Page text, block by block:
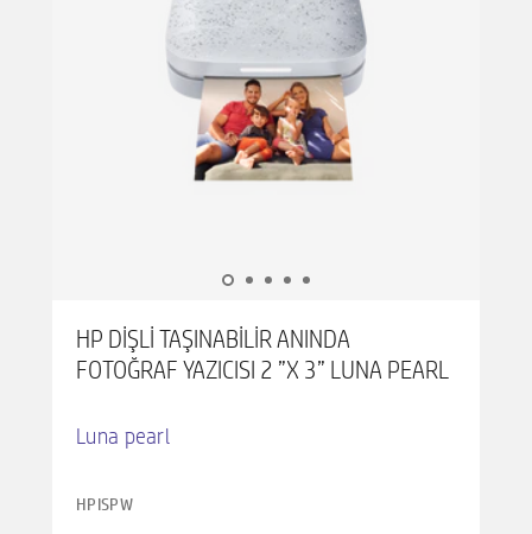
HP DIŞLI TAŞINABILIR ANINDA
FOTOĞRAF YAZICISI 2 ”X 3” LUNA PEARL
Luna pearl
HPISPW